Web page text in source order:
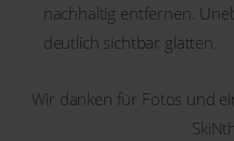
nachhaltig entfernen.
deutlich sichtbar glätten.
Wir danken für Fotos und